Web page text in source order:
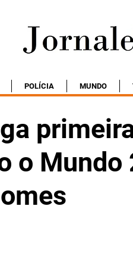
POLÍCIA MUNDO
o